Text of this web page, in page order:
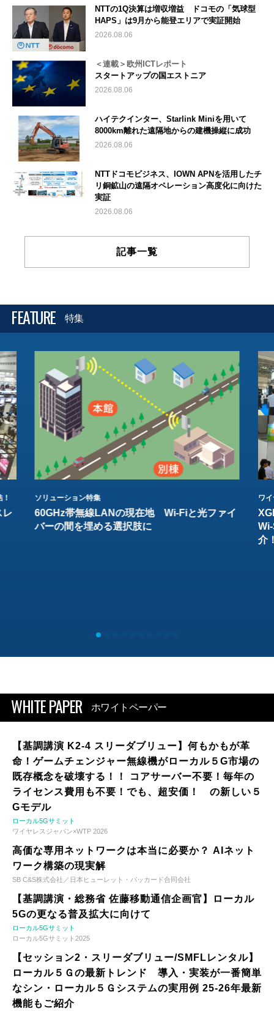
NTTの1Q決算は増収増益 ドコモの「気球型
HAPS」は9月から能登エリアで実証開始
2026.08.06
＜連載＞欧州ICTレポート
スタートアップの国エストニア
2026.08.06
ハイテクインター、Starlink Miniを用いて
8000km離れた遠隔地からの建機操縦に成功
2026.08.06
NTTドコモビジネス、IOWN APNを活用したチ
リ銅鉱山の遠隔オペレーション高度化に向けた
実証
2026.08.06
記事一覧
FEATURE 特集
レ
ソリューション特集
60GHz帯無線LANの現在地 Wi-Fiと光ファイ
バーの間を埋める選択肢に
ワ
介
WHITE PAPER ホワイトペーパー
【基調講演 K2-4 スリーダブリュー】何もかもが革
命！ゲームチェンジャー無線機がローカル５G市場の
既存概念を破壊する！！ コアサーバー不要！毎年の
ライセンス費用も不要！でも、超安価！ の新しい５
Gモデル
ローカル5Gサミット
ワイヤレスジャパン×WTP 2026
高価な専用ネットワークは本当に必要か？ AIネット
ワーク構築の現実解
SB C&S株式会社／日本ヒューレット・パッカード合同会社
【基調講演・総務省 佐藤移動通信企画官】ローカル
5Gの更なる普及拡大に向けて
ローカル5Gサミット
ローカル5Gサミット2025
【セッション2・スリーダブリュー/SMFLレンタル】
ローカル５Ｇの最新トレンド 導入・実装が一番簡単
なシン・ローカル５Ｇシステムの実用例 25-26年最新
機能もご紹介